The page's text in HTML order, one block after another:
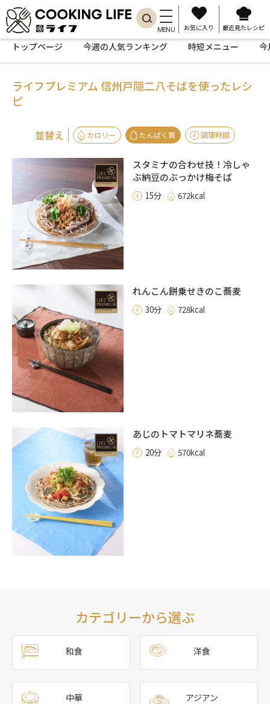
お気に入り 最近見たレシピ
MENU
トップページ 今週の人気ランキング 時短メニュー 今
ライフプレミアム 信州戸隠二八そばを使ったレシ
ピ
並替え カロリー たんぱく質 調理時間
スタミナの合わせ技！冷しゃ
ぶ納豆のぶっかけ梅そば
15分 672kcal
れんこん餅乗せきのこ蕎麦
30分 728kcal
あじのトマトマリネ蕎麦
20分 570kcal
カテゴリーから選ぶ
和食 洋食
中華 アジアン